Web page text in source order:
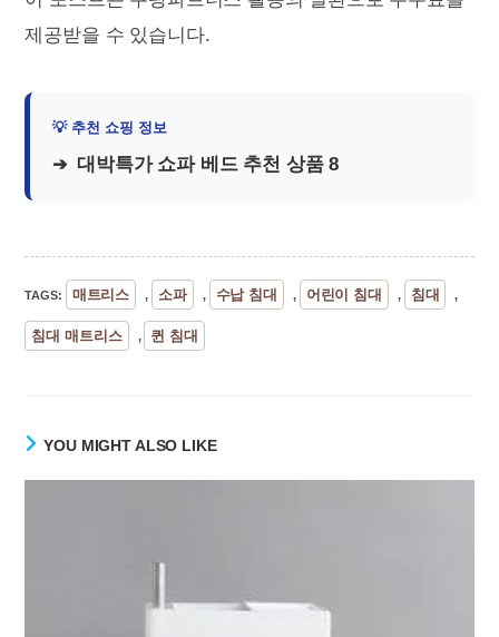
제공받을 수 있습니다.
대박특가 쇼파 베드 추천 상품 8
TAGS: 매트리스 , 소파 , 수납 침대 , 어린이 침대 , 침대 ,
침대 매트리스 , 퀸 침대
YOU MIGHT ALSO LIKE